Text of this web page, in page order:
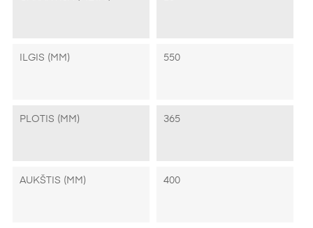
ILGIS (MM) 550
PLOTIS (MM) 365
AUKŠTIS (MM) 400